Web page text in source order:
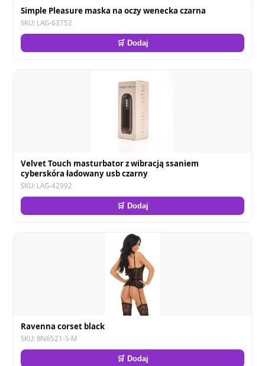
Simple Pleasure maska na oczy wenecka czarna
SKU: LAG-63752
🛒 Dodaj
Velvet Touch masturbator z wibracją ssaniem
cyberskóra ładowany usb czarny
SKU: LAG-42992
🛒 Dodaj
Ravenna corset black
SKU: BN6521-S-M
🛒 Dodaj